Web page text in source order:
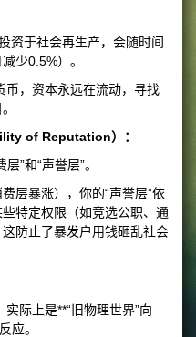
资于社会再生产，会随时间
少0.5%）。
币，资本永远在流动，寻找
of Reputation）：
”和“声誉层”。
层暴涨），你的“声誉层”依
特定权限（如竞选公职、通
防止了暴发户用钱砸乱社会
际上是**“旧物理世界”向
应。